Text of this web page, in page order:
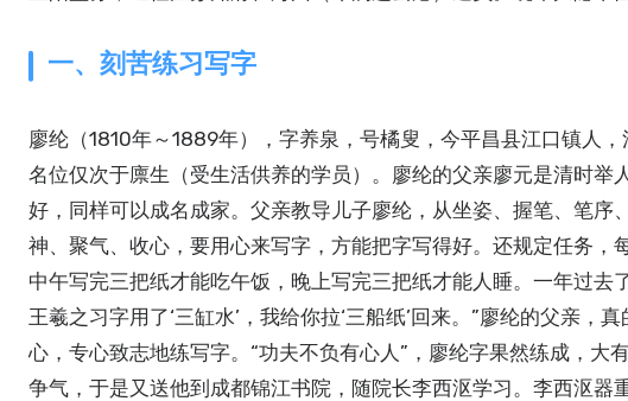
一、刻苦练习写字
廖纶（1810年～1889年），字养泉，号橘叟，今平昌县江口镇人
名位仅次于廪生（受生活供养的学员）。廖纶的父亲廖元是清时
好，同样可以成名成家。父亲教导儿子廖纶，从坐姿、握笔、笔
神、聚气、收心，要用心来写字，方能把字写得好。还规定任务，
中午写完三把纸才能吃午饭，晚上写完三把纸才能人睡。一年过去
王羲之习字用了‘三缸水’，我给你拉‘三船纸’回来。”廖纶的父亲
心，专心致志地练写字。“功夫不负有心人”，廖纶字果然练成，
争气，于是又送他到成都锦江书院，随院长李西沤学习。李西沤